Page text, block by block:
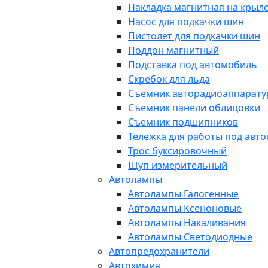
Накладка магнитная на
Насос для подкачки шин
Пистолет для подкачки шин
Поддон магнитный
Подставка под автомобиль
Скребок для льда
Съемник
Съемник панели облицовки
Съемник подшипников
Тележка для работы под
Трос буксировочный
Щуп измерительный
Автолампы
Автолампы Галогенные
Автолампы Ксеноновые
Автолампы Накаливания
Автолампы Светодиодные
Автопредохранители